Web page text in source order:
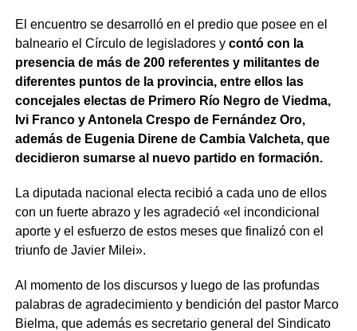
El encuentro se desarrolló en el predio que posee en el
balneario el Círculo de legisladores y contó con la
presencia de más de 200 referentes y militantes de
diferentes puntos de la provincia, entre ellos las
concejales electas de Primero Río Negro de Viedma,
Ivi Franco y Antonela Crespo de Fernández Oro,
además de Eugenia Direne de Cambia Valcheta, que
decidieron sumarse al nuevo partido en formación.
La diputada nacional electa recibió a cada uno de ellos
con un fuerte abrazo y les agradeció «el incondicional
aporte y el esfuerzo de estos meses que finalizó con el
triunfo de Javier Milei».
Al momento de los discursos y luego de las profundas
palabras de agradecimiento y bendición del pastor Marco
Bielma, que además es secretario general del Sindicato